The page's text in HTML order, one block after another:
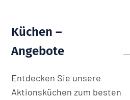
Küchen –
Angebote
Entdecken Sie unsere
Aktionsküchen zum besten